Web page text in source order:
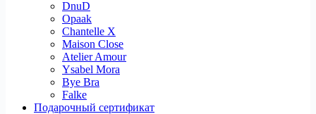
DnuD
Opaak
Chantelle X
Maison Close
Atelier Amour
Ysabel Mora
Bye Bra
Falke
Подарочный сертификат